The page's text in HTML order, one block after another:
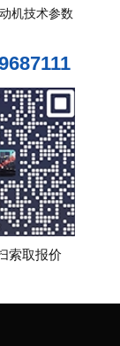
机技术参数
索取报价